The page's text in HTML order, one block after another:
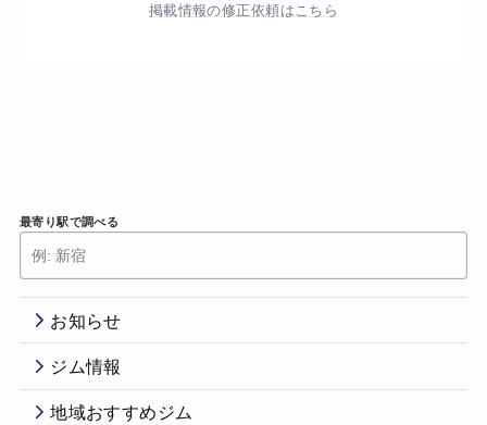
掲載情報の修正依頼はこちら
最寄り駅で調べる
お知らせ
ジム情報
地域おすすめジム